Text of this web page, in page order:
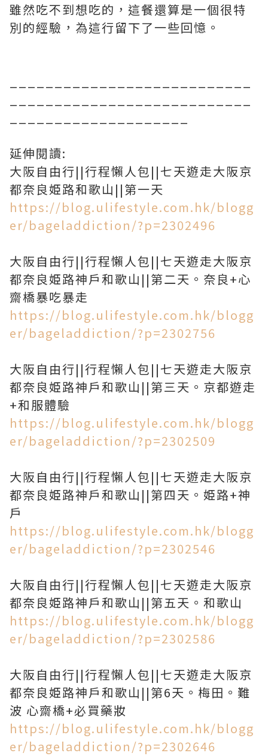
雖然吃不到想吃的，這餐還算是一個很特
別的經驗，為這行留下了一些回憶。
延伸閱讀:
大阪自由行||行程懶人包||七天遊走大阪京
都奈良姫路和歌山||第一天
https://blog.ulifestyle.com.hk/blogg
er/bageladdiction/?p=2302496
大阪自由行||行程懶人包||七天遊走大阪京
都奈良姫路神戶和歌山||第二天。奈良+心
齋橋暴吃暴走
https://blog.ulifestyle.com.hk/blogg
er/bageladdiction/?p=2302756
大阪自由行||行程懶人包||七天遊走大阪京
都奈良姫路神戶和歌山||第三天。京都遊走
+和服體驗
https://blog.ulifestyle.com.hk/blogg
er/bageladdiction/?p=2302509
大阪自由行||行程懶人包||七天遊走大阪京
都奈良姫路神戶和歌山||第四天。姫路+神
戶
https://blog.ulifestyle.com.hk/blogg
er/bageladdiction/?p=2302546
大阪自由行||行程懶人包||七天遊走大阪京
都奈良姫路神戶和歌山||第五天。和歌山
https://blog.ulifestyle.com.hk/blogg
er/bageladdiction/?p=2302586
大阪自由行||行程懶人包||七天遊走大阪京
都奈良姫路神戶和歌山||第6天。梅田。難
波 心齋橋+必買藥妝
https://blog.ulifestyle.com.hk/blogg
er/bageladdiction/?p=2302646